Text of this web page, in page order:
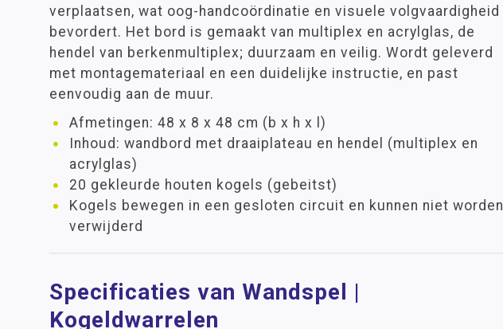
verplaatsen, wat oog-handcoördinatie en visuele volgvaardigheid
bevordert. Het bord is gemaakt van multiplex en acrylglas, de
hendel van berkenmultiplex; duurzaam en veilig. Wordt geleverd
met montagemateriaal en een duidelijke instructie, en past
eenvoudig aan de muur.
Afmetingen: 48 x 8 x 48 cm (b x h x l)
Inhoud: wandbord met draaiplateau en hendel (multiplex en
acrylglas)
20 gekleurde houten kogels (gebeitst)
Kogels bewegen in een gesloten circuit en kunnen niet worden
verwijderd
Specificaties van Wandspel |
Kogeldwarrelen